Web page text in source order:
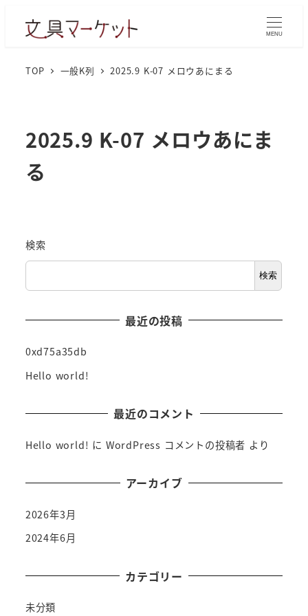
MENU
TOP 一般K列 2025.9 K-07 メロウあにまる
2025.9 K-07 メロウあにま
る
検索
検索
最近の投稿
0xd75a35db
Hello world!
最近のコメント
Hello world! に WordPress コメントの投稿者 より
アーカイブ
2026年3月
2024年6月
カテゴリー
未分類